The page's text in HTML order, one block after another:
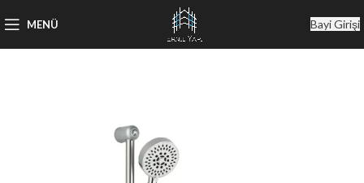
MENÜ Bayi Girişi